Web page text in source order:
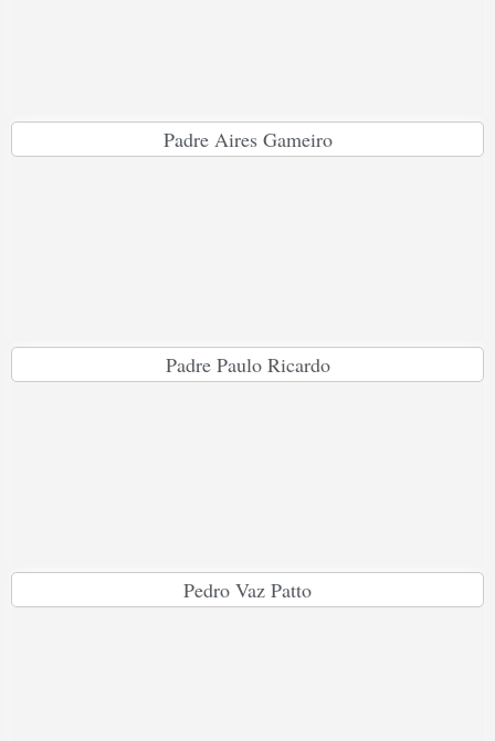
Padre Aires Gameiro
Padre Paulo Ricardo
Pedro Vaz Patto